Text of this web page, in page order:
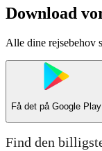
Download
Alle dine rejsebehov
Få det på Google Play
Find den